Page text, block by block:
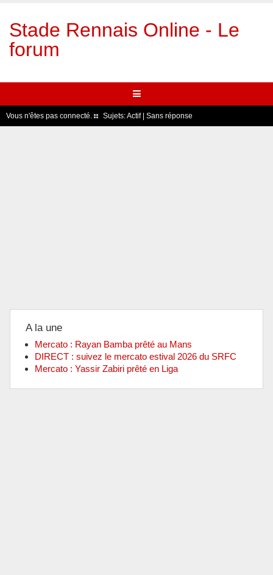
Stade Rennais Online - Le
forum
Vous n'êtes pas connecté. Sujets:Actif| Sans réponse
A la une
Mercato : Rayan Bamba prêté au Mans
DIRECT : suivez le mercato estival 2026 du SRFC
Mercato : Yassir Zabiri prêté en Liga